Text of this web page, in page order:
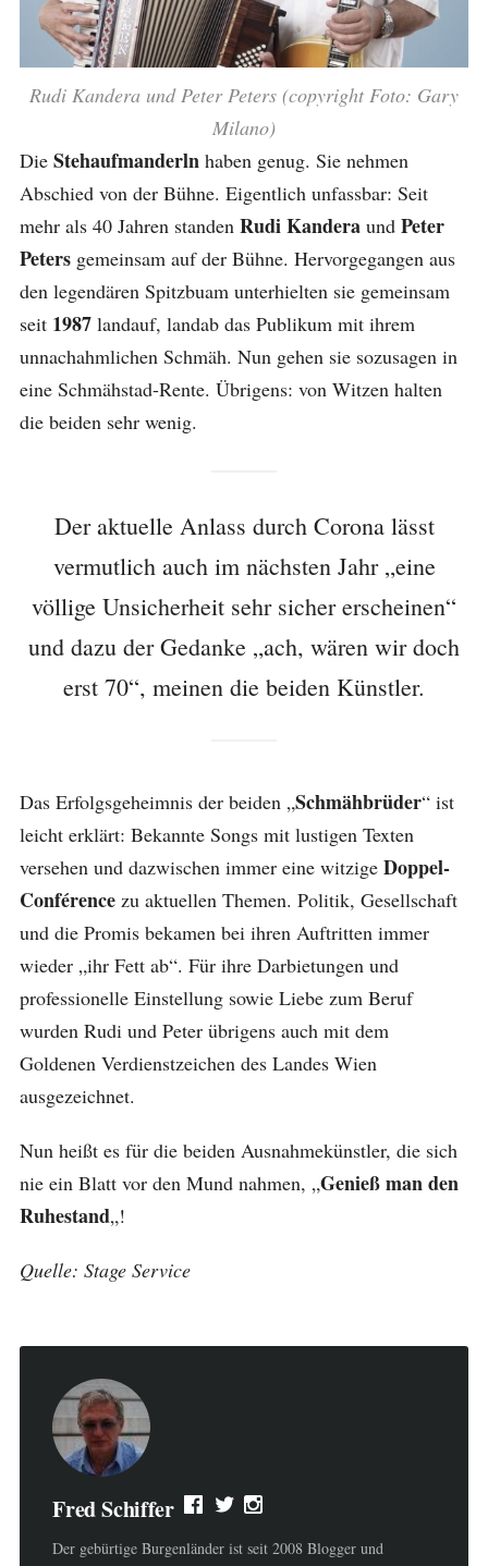
Rudi Kandera und Peter Peters (copyright Foto: Gary
Milano)
Die Stehaufmanderln haben genug. Sie nehmen
Abschied von der Bühne. Eigentlich unfassbar: Seit
mehr als 40 Jahren standen Rudi Kanderaund Peter
Petersgemeinsam auf der Bühne. Hervorgegangen aus
den legendären Spitzbuam unterhielten sie gemeinsam
seit 1987landauf, landab das Publikum mit ihrem
unnachahmlichen Schmäh. Nun gehen sie sozusagen in
eine Schmähstad-Rente. Übrigens: von Witzen halten
die beiden sehr wenig.
Der aktuelle Anlass durch Corona lässt
vermutlich auch im nächsten Jahr „eine
völlige Unsicherheit sehr sicher erscheinen“
und dazu der Gedanke „ach, wären wir doch
erst 70“, meinen die beiden Künstler.
Das Erfolgsgeheimnis der beiden „Schmähbrüder“ ist
leicht erklärt: Bekannte Songs mit lustigen Texten
versehen und dazwischen immer eine witzige Doppel-
Conférencezu aktuellen Themen. Politik, Gesellschaft
und die Promis bekamen bei ihren Auftritten immer
wieder „ihr Fett ab“. Für ihre Darbietungen und
professionelle Einstellung sowie Liebe zum Beruf
wurden Rudi und Peter übrigens auch mit dem
Goldenen Verdienstzeichen des Landes Wien
ausgezeichnet.
Nun heißt es für die beiden Ausnahmekünstler, die sich
nie ein Blatt vor den Mund nahmen, „Genieß man den
Ruhestand„!
Quelle: Stage Service
Fred Schiffer
Der gebürtige Burgenländer ist seit 2008 Blogger und